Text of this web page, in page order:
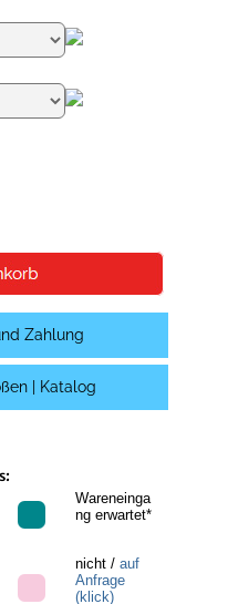
Zahlung
| Katalog
Wareneinga
ng erwartet*
nicht /auf
Anfrage
(klick)